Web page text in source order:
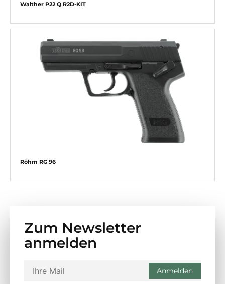
Walther P22 Q R2D-KIT
Röhm RG 96
Zum Newsletter
anmelden